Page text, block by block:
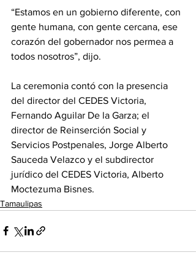
“Estamos en un gobierno diferente, con
gente humana, con gente cercana, ese
corazón del gobernador nos permea a
todos nosotros”, dijo.
La ceremonia contó con la presencia
del director del CEDES Victoria,
Fernando Aguilar De la Garza; el
director de Reinserción Social y
Servicios Postpenales, Jorge Alberto
Sauceda Velazco y el subdirector
jurídico del CEDES Victoria, Alberto
Moctezuma Bisnes.
Tamaulipas